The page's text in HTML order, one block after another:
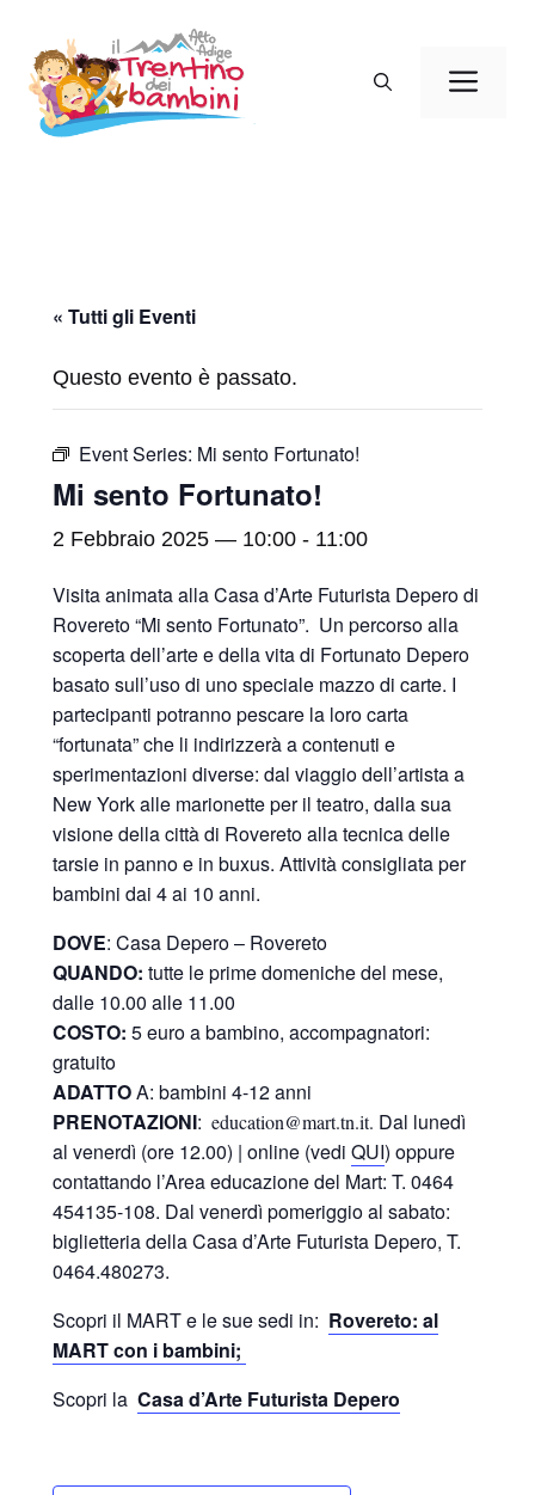
contenuto
« Tutti gli Eventi
Questo evento è passato.
Event Series: Mi sento Fortunato!
Mi sento Fortunato!
2 Febbraio 2025 — 10:00 - 11:00
Visita animata alla Casa d’Arte Futurista Depero di
Rovereto “Mi sento Fortunato”. Un percorso alla
scoperta dell’arte e della vita di Fortunato Depero
basato sull’uso di uno speciale mazzo di carte. I
partecipanti potranno pescare la loro carta
“fortunata” che li indirizzerà a contenuti e
sperimentazioni diverse: dal viaggio dell’artista a
New York alle marionette per il teatro, dalla sua
visione della città di Rovereto alla tecnica delle
tarsie in panno e in buxus. Attività consigliata per
bambini dai 4 ai 10 anni.
DOVE: Casa Depero – Rovereto
QUANDO: tutte le prime domeniche del mese,
dalle 10.00 alle 11.00
COSTO: 5 euro a bambino, accompagnatori:
gratuito
ADATTOA: bambini 4-12 anni
PRENOTAZIONI: education@mart.tn.it. Dal lunedì
al venerdì (ore 12.00) | online (vedi QUI) oppure
contattando l’Area educazione del Mart: T. 0464
454135-108. Dal venerdì pomeriggio al sabato:
biglietteria della Casa d’Arte Futurista Depero, T.
0464.480273.
Scopri il MART e le sue sedi in: Rovereto: al
MART con i bambini;
Scopri la Casa d’Arte Futurista Depero